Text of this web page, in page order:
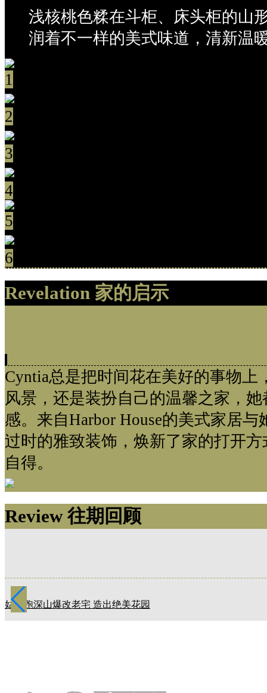
浅核桃色糅在斗柜、床头柜的山
润着不一样的美式味道，清新温
1
2
3
4
5
6
Revelation 家的启示
Cyntia总是把时间花在美好的事物上
风景，还是装扮自己的温馨之家，
感。来自Harbor House的美式家居
过时的雅致装饰，焕新了家的打开
自得。
Review 往期回顾
姑娘跑深山爆改老宅 造出绝美花园